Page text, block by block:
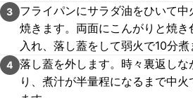
3
フライパンにサラダ油をひいて
焼きます。両面にこんがりと焼
入れ、落し蓋をして弱火で10分煮
4 落し蓋を外します。時々裏返しな
り、煮汁が半量程になるまで中